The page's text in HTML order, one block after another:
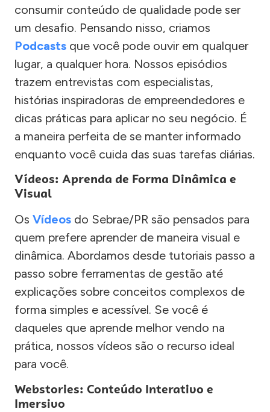
consumir conteúdo de qualidade pode ser
um desafio. Pensando nisso, criamos
Podcasts que você pode ouvir em qualquer
lugar, a qualquer hora. Nossos episódios
trazem entrevistas com especialistas,
histórias inspiradoras de empreendedores e
dicas práticas para aplicar no seu negócio. É
a maneira perfeita de se manter informado
enquanto você cuida das suas tarefas diárias.
Vídeos: Aprenda de Forma Dinâmica e
Visual
Os Vídeos do Sebrae/PR são pensados para
quem prefere aprender de maneira visual e
dinâmica. Abordamos desde tutoriais passo a
passo sobre ferramentas de gestão até
explicações sobre conceitos complexos de
forma simples e acessível. Se você é
daqueles que aprende melhor vendo na
prática, nossos vídeos são o recurso ideal
para você.
Webstories: Conteúdo Interativo e
Imersivo